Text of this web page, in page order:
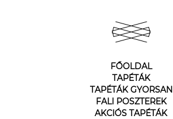
FŐOLDAL
TAPÉTÁK
TAPÉTÁK GYORSAN
FALI POSZTEREK
AKCIÓS TAPÉTÁK